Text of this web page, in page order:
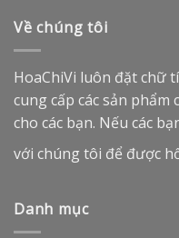
Về chúng tôi
HoaChiVi luôn đặt chữ
cung cấp các sản
cho các bạn. Nếu các
với chúng tôi để được
Danh mục